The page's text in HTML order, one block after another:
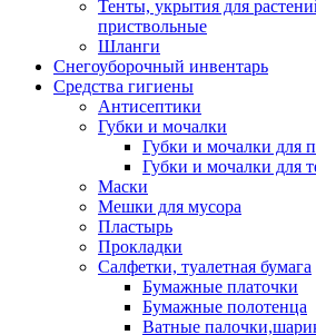
Тенты, укрытия для
приствольные
Шланги
Снегоуборочный инвентарь
Средства гигиены
Антисептики
Губки и мочалки
Губки и мочалки для
Губки и мочалки для
Маски
Мешки для мусора
Пластырь
Прокладки
Салфетки, туалетная бумага
Бумажные платочки
Бумажные полотенца
Ватные